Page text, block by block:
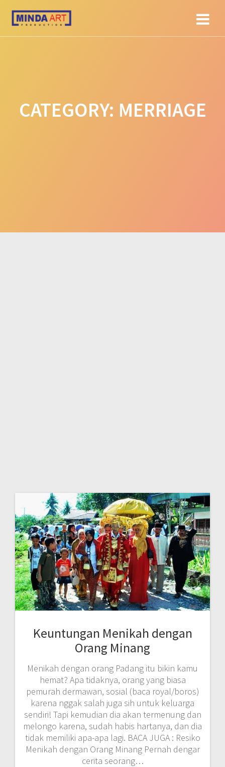
CATEGORY: MERRIAGE
Keuntungan Menikah dengan
Orang Minang
Menikah dengan orang Padang itu bikin kamu
hemat? Apa tidaknya, orang yang biasa
pemurah dermawan, sosial (baca royal/boros)
karena nggak salah juga sih untuk keluarga
sendiri! Tapi kemudian dia akan termenung dan
melongo karena, sudah habis hartanya, dan dia
tidak memiliki apa-apa lagi. BACA JUGA : Resiko
Menikah dengan Orang Minang Pernah dengar
cerita seorang…